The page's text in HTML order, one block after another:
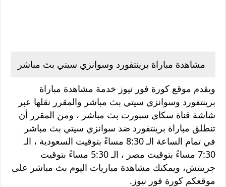
مشاهدة مباراة برينتفورد وسوانزي سيتي بث مباشر
ويقدم موقع كورة فور نيوز خدمة مشاهدة مباراة
برينتفورد وسوانزي سيتي بث مباشر والمقرر نقلها عبر
شاشة قناة سكاي سبورت بث مباشر ، ومن المقرر أن
تنطلق مباراة برينتفورد ضد سوانزي سيتي بث مباشر
في تمام الساعة الـ 8:30 مساءً بتوقيت السعودية ، الـ
7:30 مساءً بتوقيت مصر ، الـ 5:30 مساءً بتوقيت
جرينتش، ويمكنك مشاهدة مباريات اليوم بث مباشر على
موقعكم كورة فور نيوز.